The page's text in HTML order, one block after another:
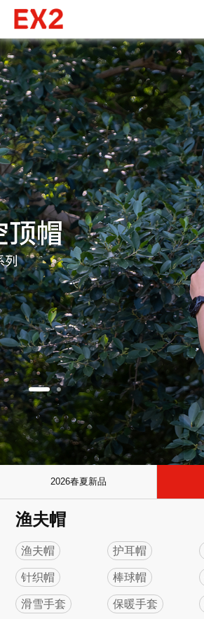
2026春夏新品
渔夫帽
渔夫帽 护耳帽
针织帽 棒球帽
滑雪手套 保暖手套